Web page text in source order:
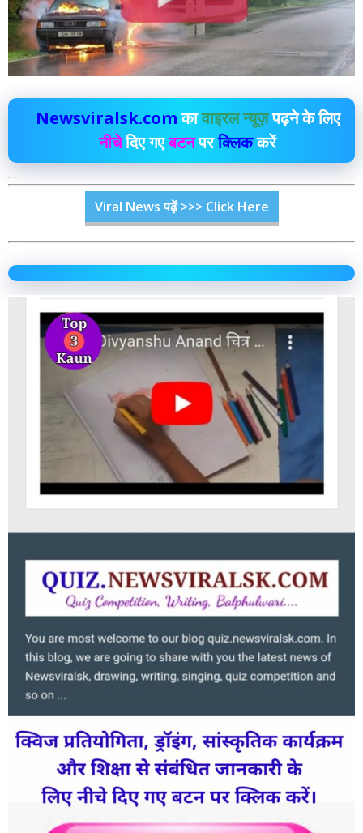
Newsviralsk.comकावाइरल न्यूज़पढ़ने के लिए
नीचेदिए गएबटनपरक्लिककरें
Viral News पढ़ें >>> Click Here